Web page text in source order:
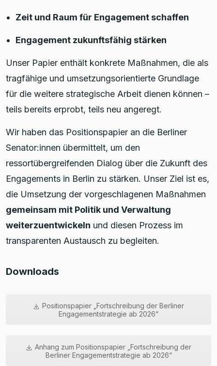
Zeit und Raum für Engagement schaffen
Engagement zukunftsfähig stärken
Unser Papier enthält konkrete Maßnahmen, die als
tragfähige und umsetzungsorientierte Grundlage
für die weitere strategische Arbeit dienen können –
teils bereits erprobt, teils neu angeregt.
Wir haben das Positionspapier an die Berliner
Senator:innen übermittelt, um den
ressortübergreifenden Dialog über die Zukunft des
Engagements in Berlin zu stärken. Unser Ziel ist es,
die Umsetzung der vorgeschlagenen Maßnahmen
gemeinsam mit Politik und Verwaltung
weiterzuentwickeln und diesen Prozess im
transparenten Austausch zu begleiten.
Downloads
Positionspapier „Fortschreibung der Berliner
Engagementstrategie ab 2026“
Anhang zum Positionspapier „Fortschreibung der
Berliner Engagementstrategie ab 2026“